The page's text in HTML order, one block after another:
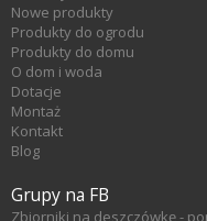
Nowe produkty
Produkty do ogrodu
Produkty do domu
O dom i woda
Dotacje
Montaż
Kontakt
Blog
Grupy na FB
Zbiorniki na deszczówkę -